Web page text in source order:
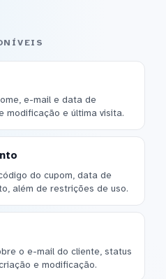
e-mail e data de
modificação e última visita.
do cupom, data de
além de restrições de uso.
o e-mail do cliente, status
e modificação.